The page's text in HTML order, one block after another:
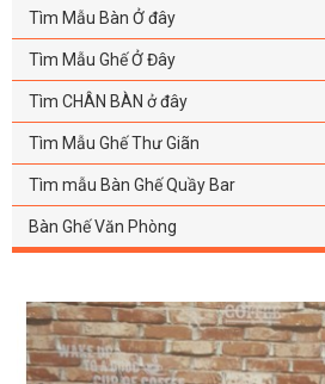
Tìm Mẫu Bàn Ở đây
Tìm Mẫu Ghế Ở Đây
Tìm CHÂN BÀN ở đây
Tìm Mẫu Ghế Thư Giãn
Tìm mẫu Bàn Ghế Quầy Bar
Bàn Ghế Văn Phòng